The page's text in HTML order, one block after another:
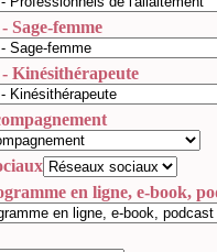
Sage-femme
- Kinésithérapeute
en ligne, e-book,